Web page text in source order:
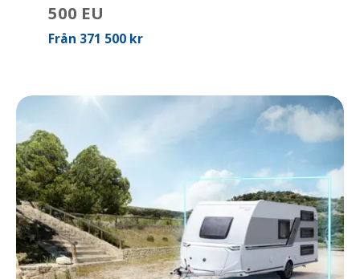
500 EU
Från 371 500 kr